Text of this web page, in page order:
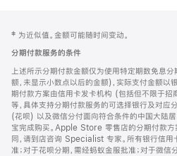
页
页
脚
注
‡ 为近似值。金额可能随时间变动。
分期付款服务的条件
上述所示分期付款金额仅为使用特定期数免息
额，未显示小数点以后的金额)，实际支付金额以
期付款方案由信用卡发卡机构 (包括但不限于招
等，具体支持分期付款服务的可选择银行及对应
(花呗) 以及微信分付面向符合条件的中国大陆
宝完成购买。Apple Store 零售店的分期付款
同，请到店咨询 Specialist 专家。所有银行信
准；对于花呗分期，需经蚂蚁金服批准；对于微信